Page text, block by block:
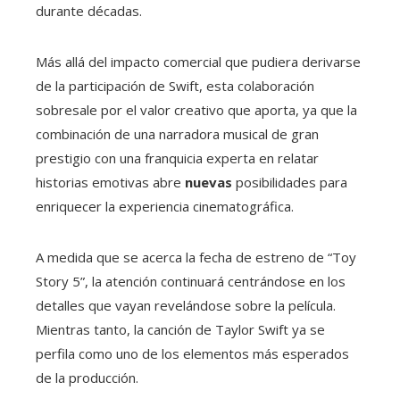
durante décadas.
Más allá del impacto comercial que pudiera derivarse
de la participación de Swift, esta colaboración
sobresale por el valor creativo que aporta, ya que la
combinación de una narradora musical de gran
prestigio con una franquicia experta en relatar
historias emotivas abre nuevas posibilidades para
enriquecer la experiencia cinematográfica.
A medida que se acerca la fecha de estreno de “Toy
Story 5”, la atención continuará centrándose en los
detalles que vayan revelándose sobre la película.
Mientras tanto, la canción de Taylor Swift ya se
perfila como uno de los elementos más esperados
de la producción.